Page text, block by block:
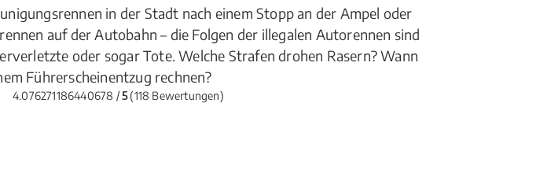
in der Stadt nach einem Stopp an der Ampel oder
auf der Autobahn – die Folgen der illegalen Autorennen sind
oder sogar Tote. Welche Strafen drohen Rasern? Wann
Führerscheinentzug rechnen?
4.076271186440678 /5(118 Bewertungen)